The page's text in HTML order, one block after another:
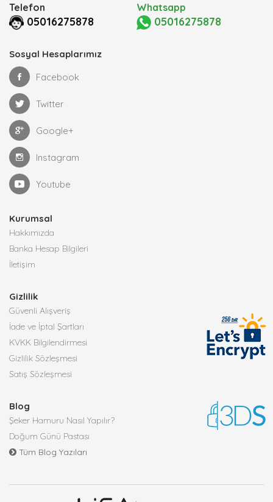
Telefon
05016275878
Whatsapp
05016275878
Sosyal Hesaplarımız
Facebook
Twitter
Google+
Instagram
Youtube
Kurumsal
Hakkımızda
Banka Hesap Bilgileri
İletişim
Gizlilik
Güvenli Alışveriş
İade ve İptal Şartları
KVKK Bilgilendirmesi
Gizlilik Sözleşmesi
Satış Sözleşmesi
Blog
Şeker Hamuru Nasıl Yapılır?
Doğum Günü Pastası
Tüm Blog Yazıları